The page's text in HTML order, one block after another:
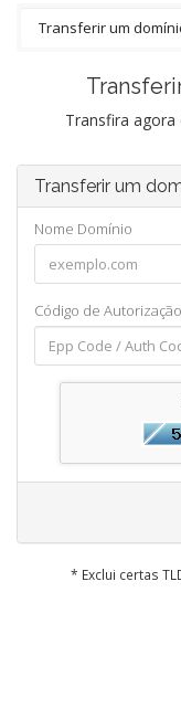
Transfira
Transferir um
Nome Domínio
Código de Autorização
* Exclui certas